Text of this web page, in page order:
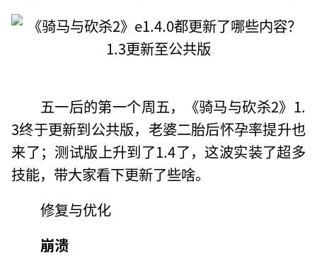
五一后的第一个周五，《骑马与砍杀2》1.
3终于更新到公共版，老婆二胎后怀孕率提升也
来了；测试版上升到了1.4了，这波实装了超多
技能，带大家看下更新了些啥。
修复与优化
崩溃